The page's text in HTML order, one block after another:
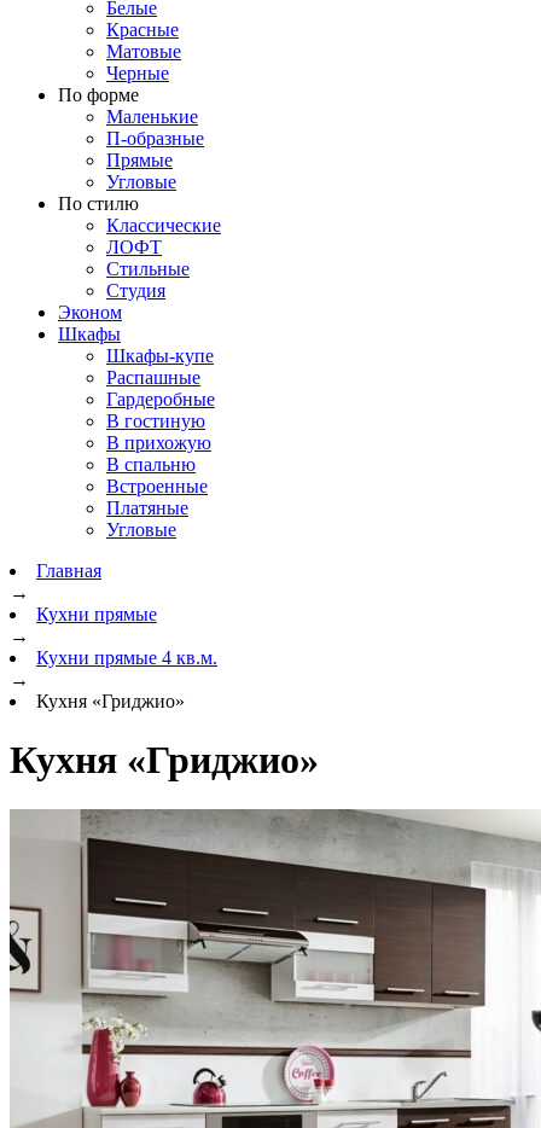
Белые
Красные
Матовые
Черные
По форме
Маленькие
П-образные
Прямые
Угловые
По стилю
Классические
ЛОФТ
Стильные
Студия
Эконом
Шкафы
Шкафы-купе
Распашные
Гардеробные
В гостиную
В прихожую
В спальню
Встроенные
Платяные
Угловые
Главная
→
Кухни прямые
→
Кухни прямые 4 кв.м.
→
Кухня «Гриджио»
Кухня «Гриджио»